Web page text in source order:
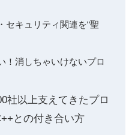
セキュリティ関連を“聖
！消しちゃいけないプロ
社以上支えてきたプロ
との付き合い方